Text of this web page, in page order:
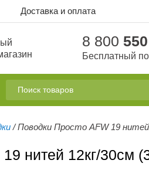
Доставка и оплата
8 800
Бесплатный
/Поводки Просто AFW 19
нитей 12кг/30см